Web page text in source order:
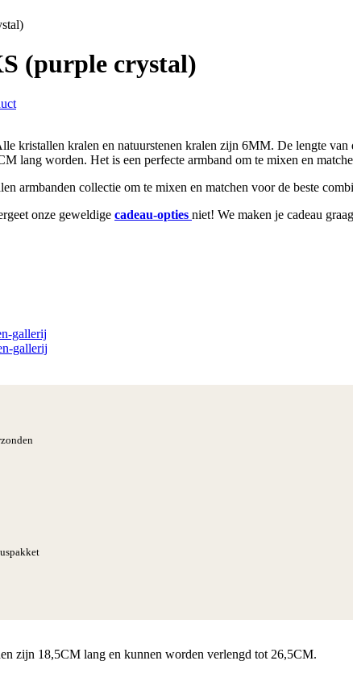
(purple crystal)
kristallen kralen en natuurstenen kralen zijn 6MM. De lengte
lang worden. Het is een perfecte armband om te mixen en
armbanden collectie om te mixen en matchen voor de beste
onze geweldige cadeau-opties niet! We maken je cadeau
gallerij
gallerij
zijn 18,5CM lang en kunnen worden verlengd tot 26,5CM.